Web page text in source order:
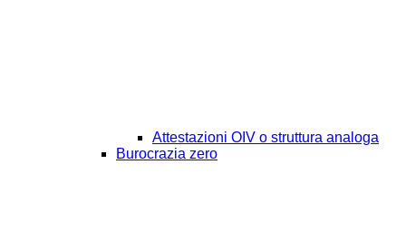
Attestazioni OIV o struttura analoga
Burocrazia zero